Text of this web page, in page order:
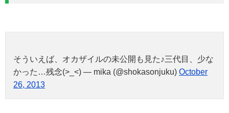
そういえば、オカザイルの未公開も見た♪三代目、少な
かった…残念(>_<) — mika (@shokasonjuku) October
26, 2013